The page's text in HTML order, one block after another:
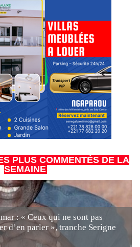
PLUS COMMENTÉS DE LA
SEMAINE
: « Ceux qui ne sont pas
d’en parler », tranche Serigne